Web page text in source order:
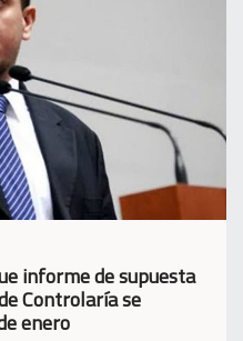
informe de supuesta
Controlaría se
enero